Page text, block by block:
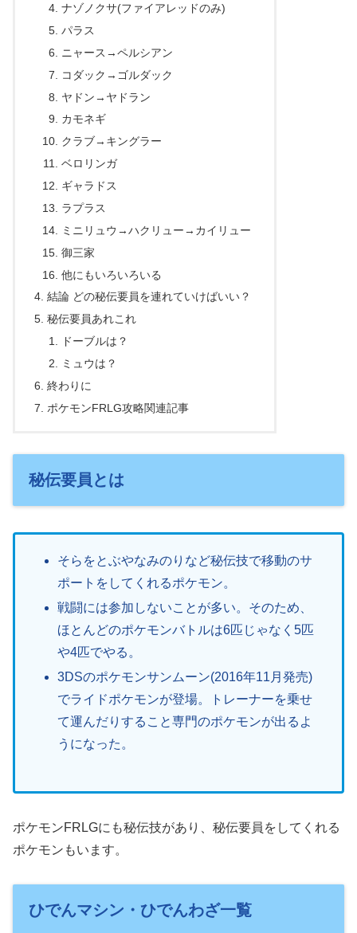
ナゾノクサ(ファイアレッドのみ)
パラス
ニャース→ペルシアン
コダック→ゴルダック
ヤドン→ヤドラン
カモネギ
クラブ→キングラー
ベロリンガ
ギャラドス
ラプラス
ミニリュウ→ハクリュー→カイリュー
御三家
他にもいろいろいる
結論 どの秘伝要員を連れていけばいい？
秘伝要員あれこれ
ドーブルは？
ミュウは？
終わりに
ポケモンFRLG攻略関連記事
秘伝要員とは
そらをとぶやなみのりなど秘伝技で移動のサ
ポートをしてくれるポケモン。
戦闘には参加しないことが多い。そのため、
ほとんどのポケモンバトルは6匹じゃなく5匹
や4匹でやる。
3DSのポケモンサンムーン(2016年11月発売)
でライドポケモンが登場。トレーナーを乗せ
て運んだりすること専門のポケモンが出るよ
うになった。
ポケモンFRLGにも秘伝技があり、秘伝要員をしてくれる
ポケモンもいます。
ひでんマシン・ひでんわざ一覧